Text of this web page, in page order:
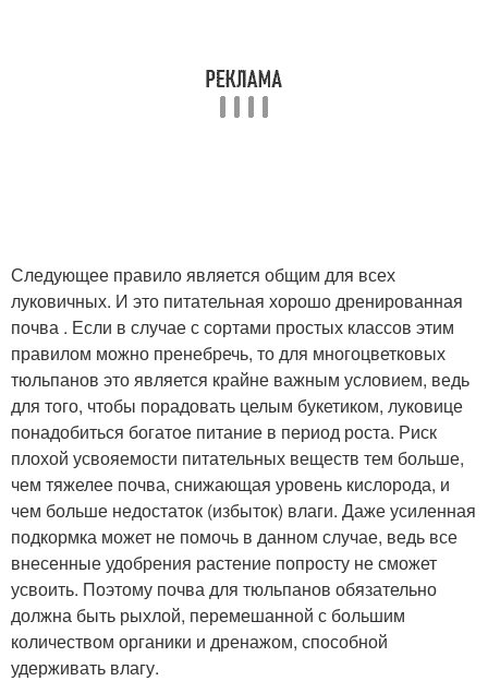
Следующее правило является общим для всех
луковичных. И это питательная хорошо дренированная
почва . Если в случае с сортами простых классов этим
правилом можно пренебречь, то для многоцветковых
тюльпанов это является крайне важным условием, ведь
для того, чтобы порадовать целым букетиком, луковице
понадобиться богатое питание в период роста. Риск
плохой усвояемости питательных веществ тем больше,
чем тяжелее почва, снижающая уровень кислорода, и
чем больше недостаток (избыток) влаги. Даже усиленная
подкормка может не помочь в данном случае, ведь все
внесенные удобрения растение попросту не сможет
усвоить. Поэтому почва для тюльпанов обязательно
должна быть рыхлой, перемешанной с большим
количеством органики и дренажом, способной
удерживать влагу.